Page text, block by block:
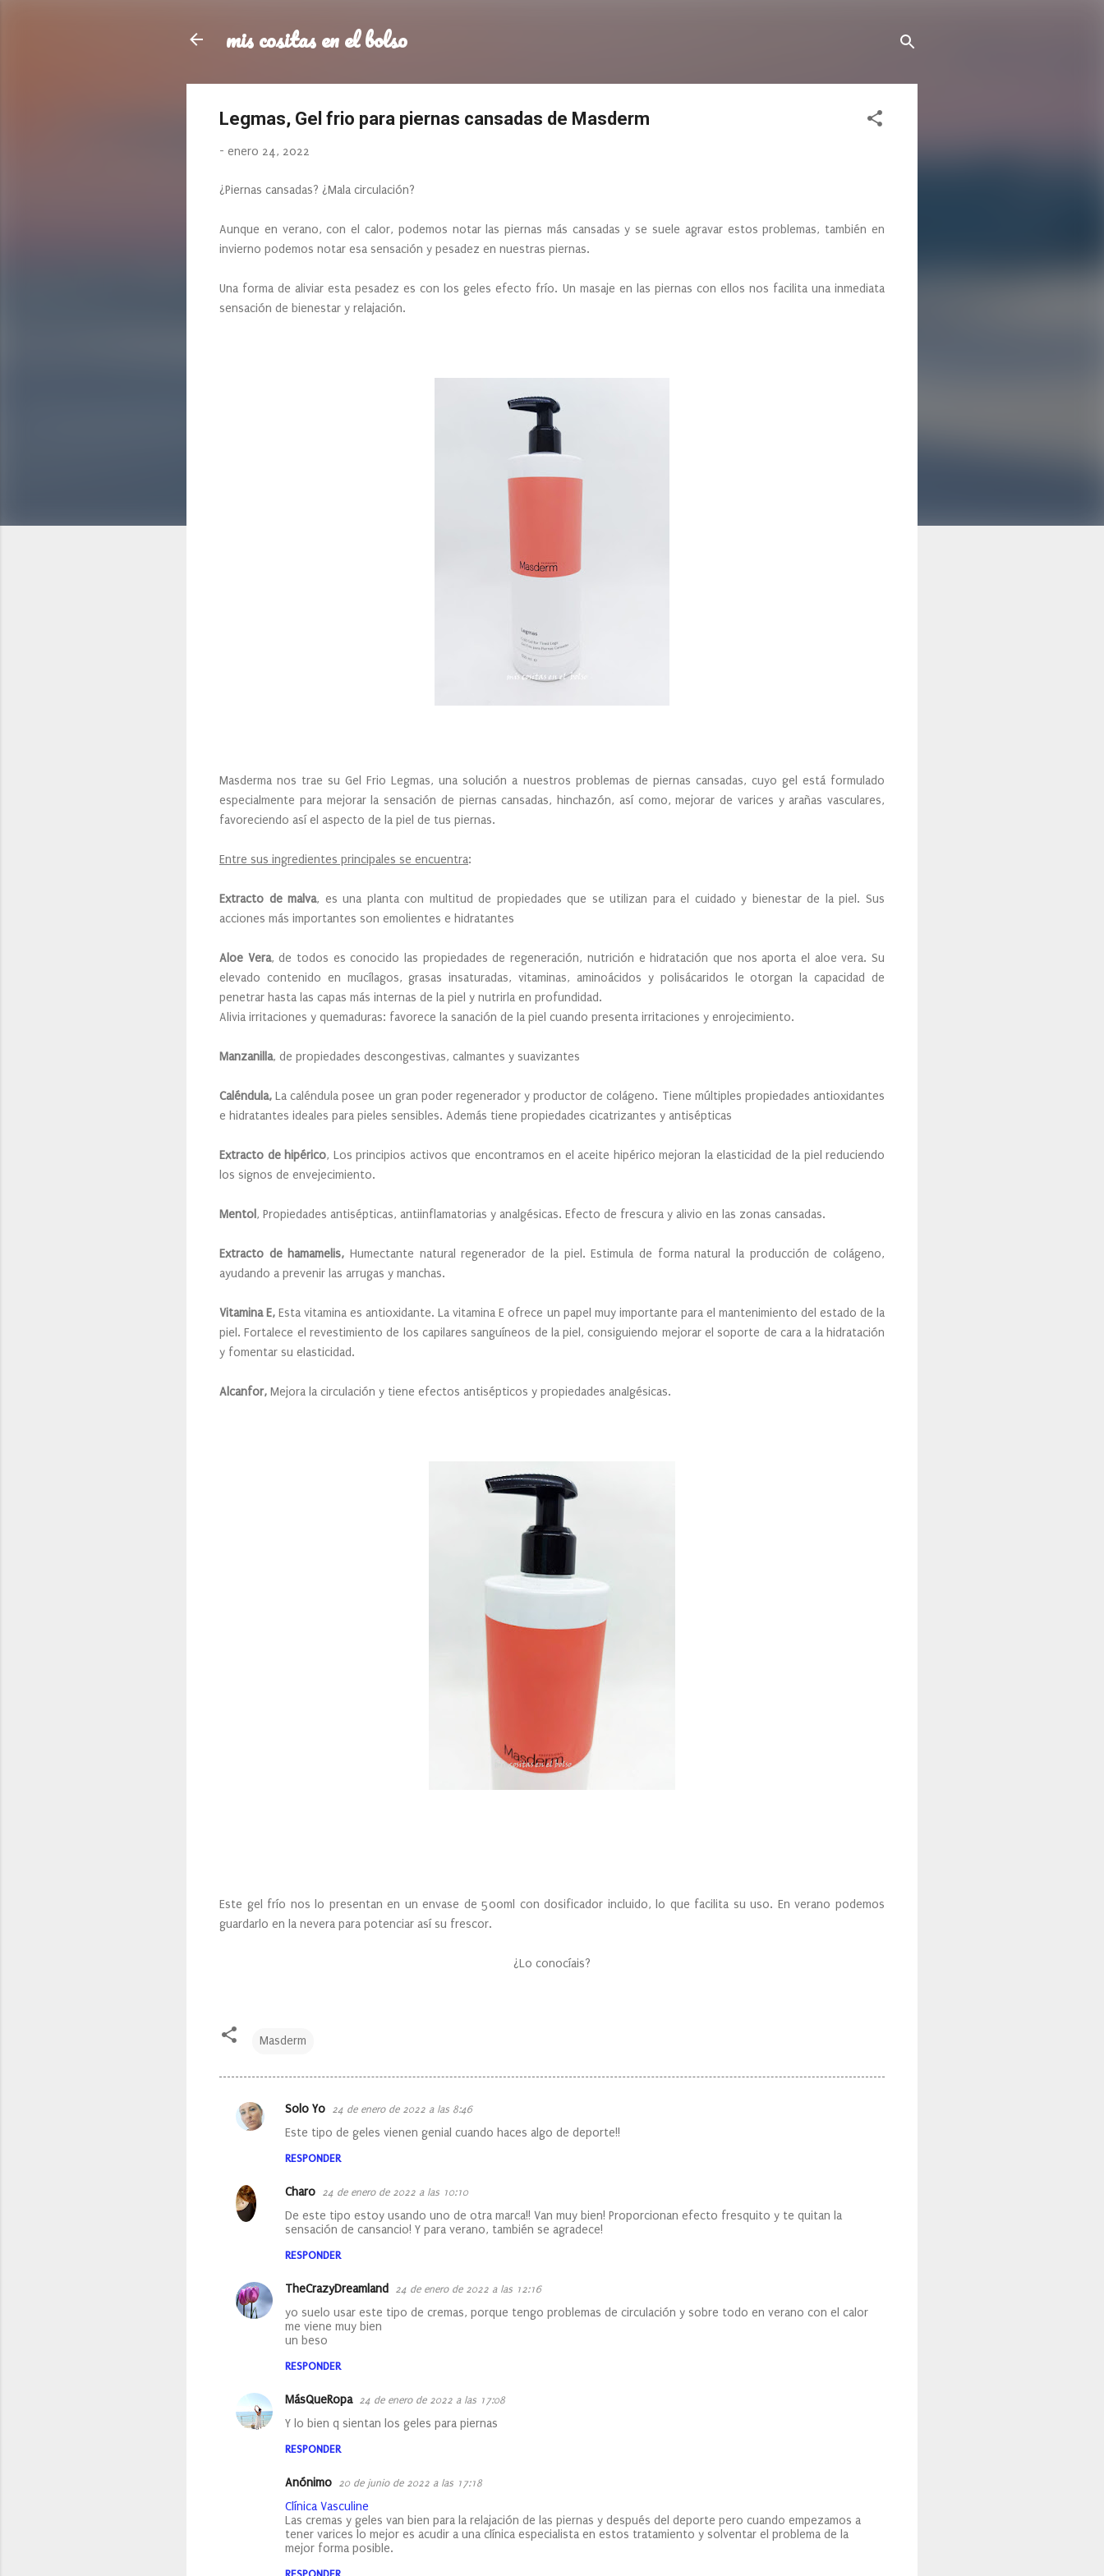
mis cositas en el bolso
Legmas, Gel frio para piernas cansadas de Masderm
- enero 24, 2022
¿Piernas cansadas? ¿Mala circulación?
Aunque en verano, con el calor, podemos notar las piernas más cansadas y se suele agravar estos problemas, también en
invierno podemos notar esa sensación y pesadez en nuestras piernas.
Una forma de aliviar esta pesadez es con los geles efecto frío. Un masaje en las piernas con ellos nos facilita una inmediata
sensación de bienestar y relajación.
Masderma nos trae su Gel Frio Legmas, una solución a nuestros problemas de piernas cansadas, cuyo gel está formulado
especialmente para mejorar la sensación de piernas cansadas, hinchazón, así como, mejorar de varices y arañas vasculares,
favoreciendo así el aspecto de la piel de tus piernas.
Entre sus ingredientes principales se encuentra:
Extracto de malva, es una planta con multitud de propiedades que se utilizan para el cuidado y bienestar de la piel. Sus
acciones más importantes son emolientes e hidratantes
Aloe Vera, de todos es conocido las propiedades de regeneración, nutrición e hidratación que nos aporta el aloe vera. Su
elevado contenido en mucílagos, grasas insaturadas, vitaminas, aminoácidos y polisácaridos le otorgan la capacidad de
penetrar hasta las capas más internas de la piel y nutrirla en profundidad.
Alivia irritaciones y quemaduras: favorece la sanación de la piel cuando presenta irritaciones y enrojecimiento.
Manzanilla, de propiedades descongestivas, calmantes y suavizantes
Caléndula, La caléndula posee un gran poder regenerador y productor de colágeno. Tiene múltiples propiedades antioxidantes
e hidratantes ideales para pieles sensibles. Además tiene propiedades cicatrizantes y antisépticas
Extracto de hipérico, Los principios activos que encontramos en el aceite hipérico mejoran la elasticidad de la piel reduciendo
los signos de envejecimiento.
Mentol , Propiedades antisépticas, antiinflamatorias y analgésicas. Efecto de frescura y alivio en las zonas cansadas.
Extracto de hamamelis, Humectante natural regenerador de la piel. Estimula de forma natural la producción de colágeno,
ayudando a prevenir las arrugas y manchas.
Vitamina E, Esta vitamina es antioxidante. La vitamina E ofrece un papel muy importante para el mantenimiento del estado de la
piel. Fortalece el revestimiento de los capilares sanguíneos de la piel, consiguiendo mejorar el soporte de cara a la hidratación
y fomentar su elasticidad.
Alcanfor, Mejora la circulación y tiene efectos antisépticos y propiedades analgésicas.
Este gel frío nos lo presentan en un envase de 500ml con dosificador incluido, lo que facilita su uso. En verano podemos
guardarlo en la nevera para potenciar así su frescor.
¿Lo conocíais?
Masderm
C
e
n
i
Solo Yo 24 de enero de 2022 a las 8:46
Este tipo de geles vienen genial cuando haces algo de deporte!!
RESPONDER
Charo 24 de enero de 2022 a las 10:10
De este tipo estoy usando uno de otra marca!! Van muy bien! Proporcionan efecto fresquito y te quitan la
sensación de cansancio! Y para verano, también se agradece!
RESPONDER
TheCrazyDreamland 24 de enero de 2022 a las 12:16
yo suelo usar este tipo de cremas, porque tengo problemas de circulación y sobre todo en verano con el calor
me viene muy bien
un beso
RESPONDER
MásQueRopa 24 de enero de 2022 a las 17:08
Y lo bien q sientan los geles para piernas
RESPONDER
Anónimo 20 de junio de 2022 a las 17:18
Clínica Vasculine
Las cremas y geles van bien para la relajación de las piernas y después del deporte pero cuando empezamos a
tener varices lo mejor es acudir a una clínica especialista en estos tratamiento y solventar el problema de la
mejor forma posible.